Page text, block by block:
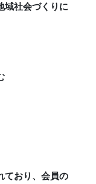
域社会づくりに
ており、会員の